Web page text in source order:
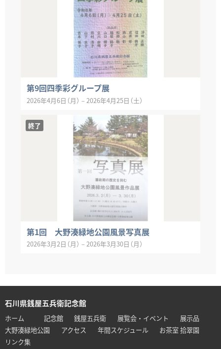
第9回四季彩グループ展
2026年4月6日（月） – 2026年4月25日（土）
終了
第1回 大野湊緑地公園風景写真展
2026年3月2日（月） – 2026年3月30日（月）
石川県銭屋五兵衛記念館
ホーム 記念館 銭屋五兵衛 展覧会・イベント
展示品
大野湊緑地公園
アクセス 年間スケジュール
お茶室 拾翠園
リンク集